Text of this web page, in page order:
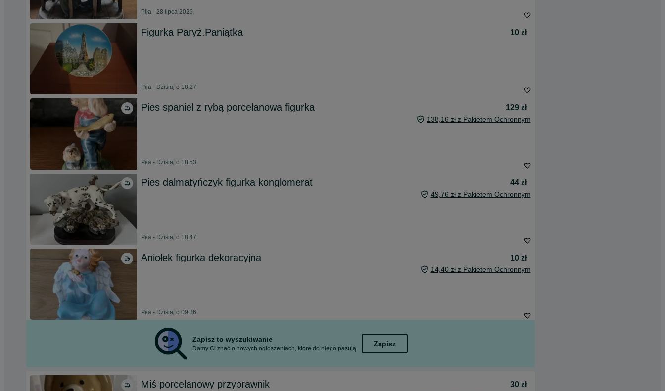
Piła - 28 lipca 2026
Figurka Paryż.Paniątka 10 zł
Piła - Dzisiaj o 18:27
Pies spaniel z rybą porcelanowa figurka 129 zł
138,16 zł z Pakietem Ochronnym
Piła - Dzisiaj o 18:53
Pies dalmatyńczyk figurka konglomerat 44 zł
49,76 zł z Pakietem Ochronnym
Piła - Dzisiaj o 18:47
Aniołek figurka dekoracyjna 10 zł
14,40 zł z Pakietem Ochronnym
Piła - Dzisiaj o 09:36
Zapisz to wyszukiwanie
Damy Ci znać o nowych ogłoszeniach, które do niego pasują.
Zapisz
Miś porcelanowy przyprawnik 30 zł